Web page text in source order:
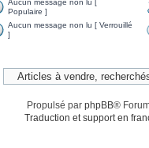
Aucun message non lu [
Populaire ]
Aucun message non lu [ Verrouillé
]
Propulsé par phpBB®
Traduction et support en